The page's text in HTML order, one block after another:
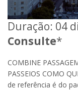
Duração: 04
Consulte*
COMBINE
PASSEIOS COMO
de referência é do